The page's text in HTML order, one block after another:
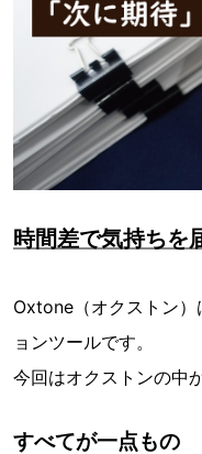
時間差で気持ちを
Oxtone（オクストン
ョンツールです。
今回はオクストンの中
すべてが一点もの